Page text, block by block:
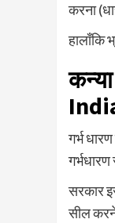
करना
हालाँकि
गर्भ
सरकार
सील